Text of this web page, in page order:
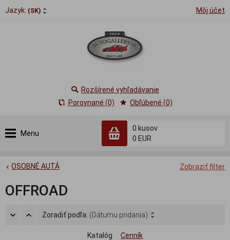
Jazyk: (SK) Môj účet
Menu
0 kusov
0 EUR
Rozšírené vyhľadávanie
Porovnané (0)
Obľúbené (0)
Zobraziť filter
OSOBNÉ AUTÁ
OFFROAD
Zoradiť podľa: (Dátumu pridania)
Katalóg Cenník